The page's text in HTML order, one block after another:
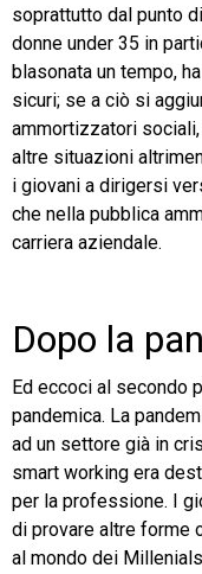
soprattutto dal punto
donne under 35 in
blasonata un tempo,
sicuri; se a ciò si
ammortizzatori
altre situazioni
i giovani a dirigersi
che nella pubblica
carriera aziendale.
Dopo la
Ed eccoci al secondo
pandemica. La
ad un settore già in
smart working era
per la professione. I
di provare altre forme
al mondo dei